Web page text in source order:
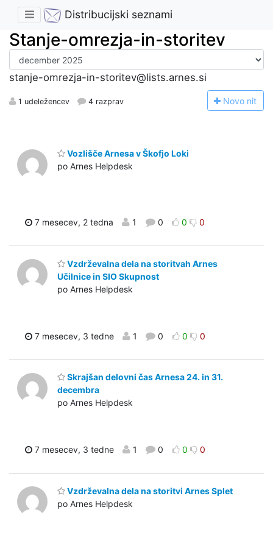
Distribucijski seznami
Stanje-omrezja-in-storitev
stanje-omrezja-in-storitev@lists.arnes.si
1 udeležencev 4 razprav Novo nit
Vozlišče Arnesa v Škofjo Loki
po Arnes Helpdesk
7 mesecev, 2 tedna 1 0 0 0
Vzdrževalna dela na storitvah Arnes
Učilnice in SIO Skupnost
po Arnes Helpdesk
7 mesecev, 3 tedne 1 0 0 0
Skrajšan delovni čas Arnesa 24. in 31.
decembra
po Arnes Helpdesk
7 mesecev, 3 tedne 1 0 0 0
Vzdrževalna dela na storitvi Arnes Splet
po Arnes Helpdesk